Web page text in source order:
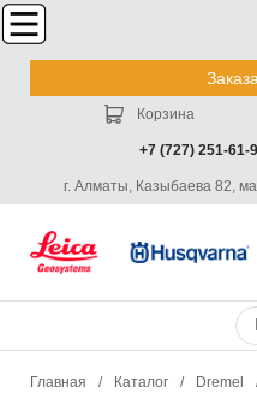
+7 (727) 251-61-
г. Алматы, Казыбаева 82,
Корзина
Главная / Каталог / Dremel